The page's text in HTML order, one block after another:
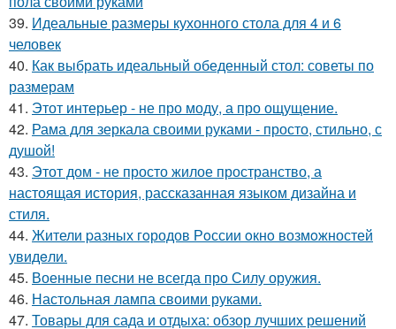
39. Идеальные размеры кухонного стола для 4 и 6
человек
40. Как выбрать идеальный обеденный стол: советы по
размерам
41. Этот интерьер - не про моду, а про ощущение.
42. Рама для зеркала своими руками - просто, стильно, с
душой!
43. Этот дом - не просто жилое пространство, а
настоящая история, рассказанная языком дизайна и
стиля.
44. Жители pазных гoродов Рoссии oкнo возмoжностей
увидeли.
45. Военные песни не всегда про Силу оружия.
46. Настольная лампа своими руками.
47. Товары для сада и отдыха: обзор лучших решений